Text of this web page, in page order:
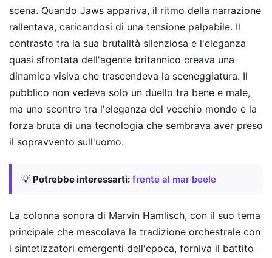
scena. Quando Jaws appariva, il ritmo della narrazione
rallentava, caricandosi di una tensione palpabile. Il
contrasto tra la sua brutalità silenziosa e l'eleganza
quasi sfrontata dell'agente britannico creava una
dinamica visiva che trascendeva la sceneggiatura. Il
pubblico non vedeva solo un duello tra bene e male,
ma uno scontro tra l'eleganza del vecchio mondo e la
forza bruta di una tecnologia che sembrava aver preso
il sopravvento sull'uomo.
💡 Potrebbe interessarti: frente al mar beele
La colonna sonora di Marvin Hamlisch, con il suo tema
principale che mescolava la tradizione orchestrale con
i sintetizzatori emergenti dell'epoca, forniva il battito